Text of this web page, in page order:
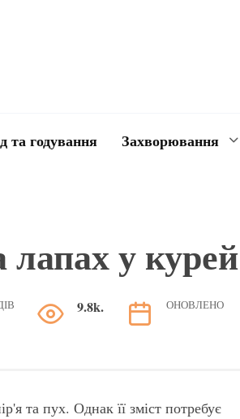
та годування Захворювання
у курей
9.8k. ОНОВЛЕНО
та пух. Однак її зміст потребує